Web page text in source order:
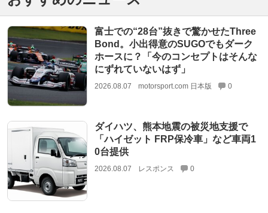
富士での“28台”抜きで驚かせたThree
Bond。小出得意のSUGOでもダーク
ホースに？「今のコンセプトはそんな
にずれていないはず」
2026.08.07 motorsport.com 日本版 0
ダイハツ、熊本地震の被災地支援で
「ハイゼット FRP保冷車」など車両1
0台提供
2026.08.07 レスポンス 0